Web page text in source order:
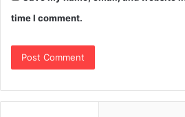
time I comment.